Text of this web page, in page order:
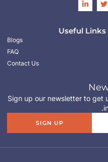
Useful Links
Blogs
FAQ
Contact Us
Sign up our newsletter to get
SIGN UP